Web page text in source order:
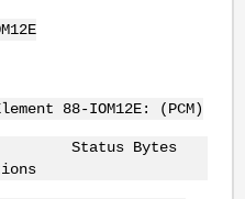
88-IOM12E: (PCM)
Status Bytes